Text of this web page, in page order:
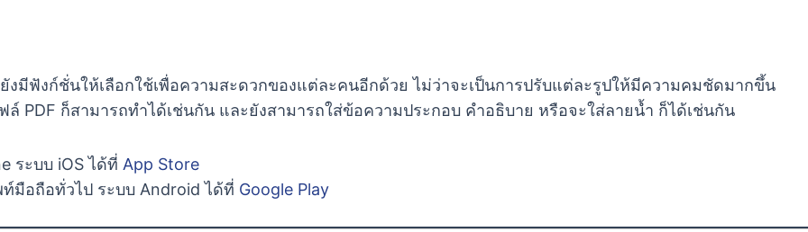
งมีฟังก์ชั่นให้เลือกใช้เพื่อความสะดวกของแต่ละคนอีกด้วย ไม่ว่าจะเป็นการปรับแต่ละรูปให้มีความคมชัดมากขึ้น
ล์ PDF ก็สามารถทำได้เช่นกัน และยังสามารถใส่ข้อความประกอบ คำอธิบาย หรือจะใส่ลายน้ำ ก็ได้เช่นกัน
ระบบ iOS ได้ที่ App Store
มือถือทั่วไป ระบบ Android ได้ที่ Google Play